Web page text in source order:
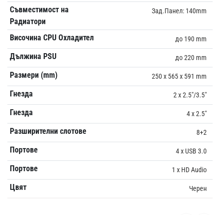
Съвместимост на
Радиатори
Зад.Панел: 140mm
Височина CPU Охладител до 190 mm
Дължина PSU до 220 mm
Размери (mm) 250 x 565 x 591 mm
Гнезда 2 x 2.5"/3.5"
Гнезда 4 x 2.5"
Разширителни слотове 8+2
Портове 4 x USB 3.0
Портове 1 x HD Audio
Цвят Черен